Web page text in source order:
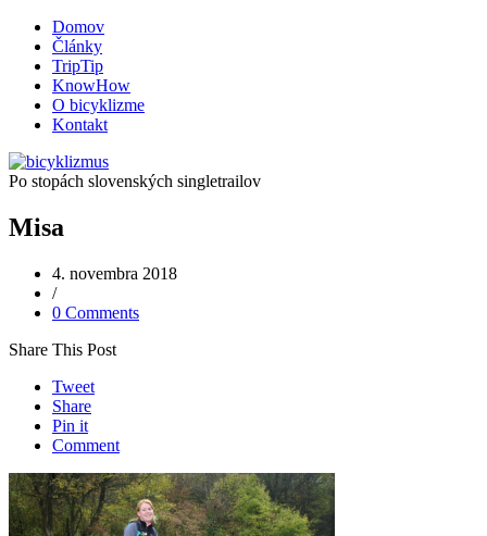
Domov
Články
TripTip
KnowHow
O bicyklizme
Kontakt
Po stopách slovenských singletrailov
Misa
4. novembra 2018
/
0 Comments
Share This Post
Tweet
Share
Pin it
Comment